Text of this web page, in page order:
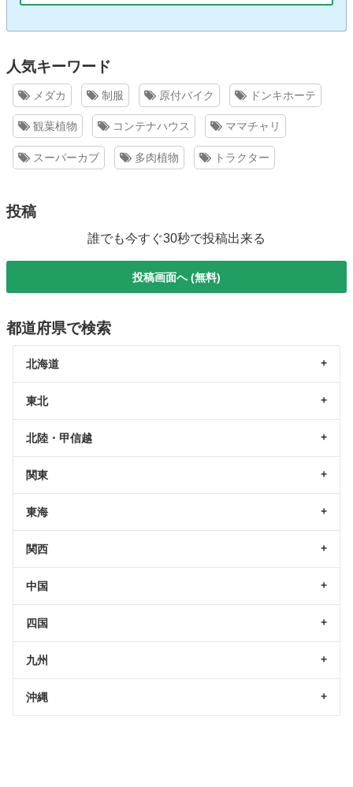
人気キーワード
メダカ 制服 原付バイク ドンキホーテ
観葉植物 コンテナハウス ママチャリ
スーパーカブ 多肉植物 トラクター
投稿
誰でも今すぐ30秒で投稿出来る
投稿画面へ (無料)
都道府県で検索
北海道
東北
北陸・甲信越
関東
東海
関西
中国
四国
九州
沖縄